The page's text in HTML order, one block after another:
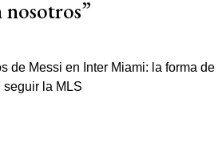
nosotros”